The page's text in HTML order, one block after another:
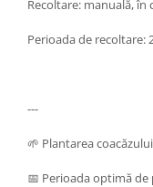
Recoltare: manuală,
Perioada de recoltare:
---
🌱 Plantarea
📅 Perioada optimă de